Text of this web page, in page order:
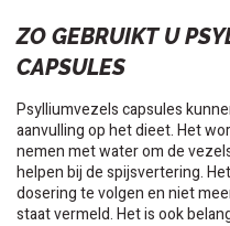
ZO GEBRUIKT U
CAPSULES
Psylliumvezels capsules
aanvulling op het dieet. Het
nemen met water om de
helpen bij de spijsvertering.
dosering te volgen en niet
staat vermeld. Het is ook